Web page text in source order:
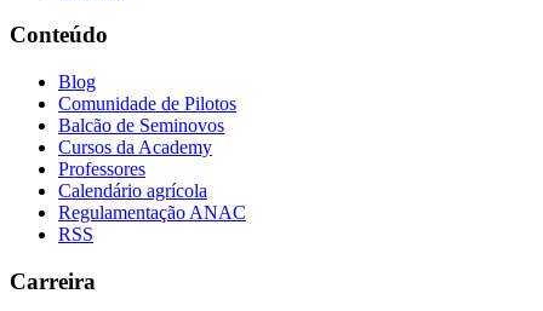
Conteúdo
Blog
Comunidade de Pilotos
Balcão de Seminovos
Cursos da Academy
Professores
Calendário agrícola
Regulamentação ANAC
RSS
Carreira